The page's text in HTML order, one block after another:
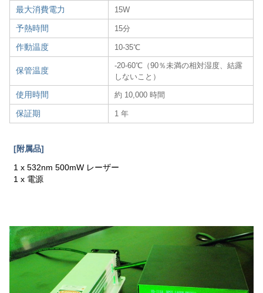
最大消費電力 15W
予熱時間 15分
作動温度 10-35℃
保管温度
-20-60℃（90％未満の相対湿度、結露
しないこと）
使用時間 約 10,000 時間
保証期 1 年
[附属品]
1 x 532nm 500mW レーザー
1 x 電源